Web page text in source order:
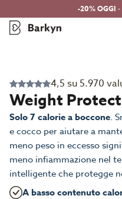
-20% OGGI -
4,5 su 5.970
Weight Protect
Solo 7 calorie a boccone.
e cocco per aiutare a
meno peso in eccesso
meno infiammazione nel
intelligente che protegge
A basso contenuto